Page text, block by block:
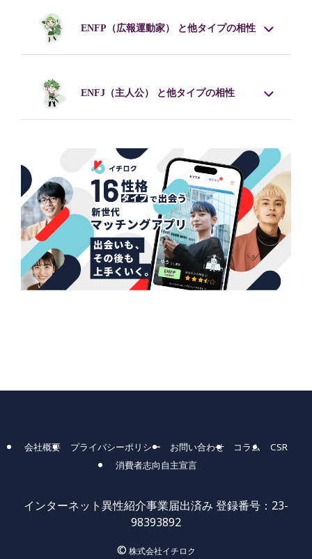
ENFP （広報運動家） と他タイプの相性
ENFJ （主人公） と他タイプの相性
会社概要 プライバシーポリシー お問い合わせ コラム
CSR
消費者志向自主宣言
インターネット異性紹介事業届出済み 登録番号：23-
98393892
© 株式会社イチロク